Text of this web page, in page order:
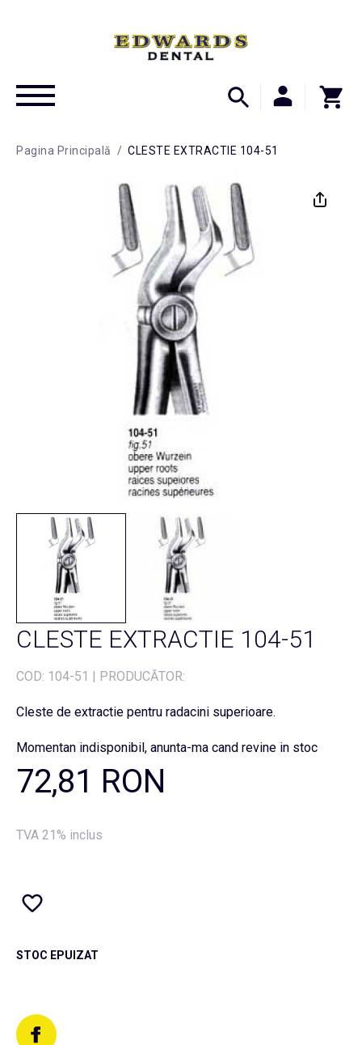
Pagina Principală / CLESTE EXTRACTIE 104-51
CLESTE EXTRACTIE 104-51
COD: 104-51 | PRODUCĂTOR:
Cleste de extractie pentru radacini superioare.
Momentan indisponibil, anunta-ma cand revine in stoc
72,81 RON
TVA 21% inclus
STOC EPUIZAT